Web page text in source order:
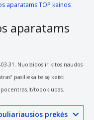
aparatams TOP kainos
aparatams
31. Nuolaidos ir kitos naudos
pasilieka teisę keisti
topoklubas.